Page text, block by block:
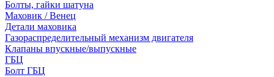
Болты, гайки шатуна
Маховик / Венец
Детали маховика
Газораспределительный механизм двигателя
Клапаны впускные/выпускные
ГБЦ
Болт ГБЦ